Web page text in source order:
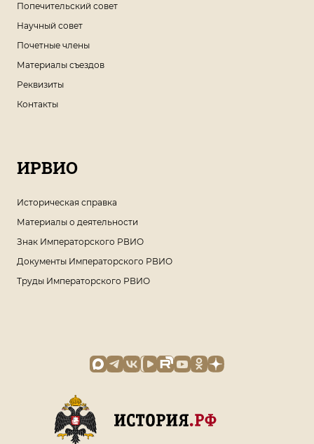
Попечительский совет
Научный совет
Почетные члены
Материалы съездов
Реквизиты
Контакты
ИРВИО
Историческая справка
Материалы о деятельности
Знак Императорского РВИО
Документы Императорского РВИО
Труды Императорского РВИО